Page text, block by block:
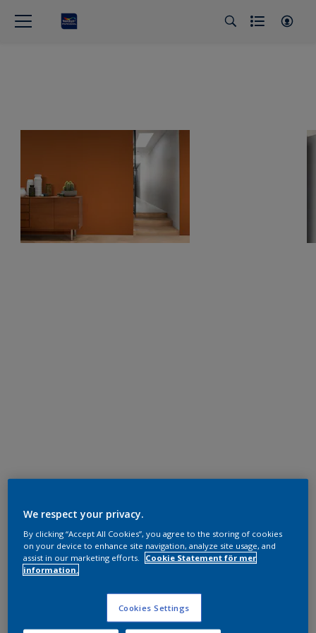
We respect your privacy.
By clicking “Accept All Cookies”, you agree to the storing of cookies
on your device to enhance site navigation, analyze site usage, and
assist in our marketing efforts.
Cookie Statement för mer
information.
Cookies Settings